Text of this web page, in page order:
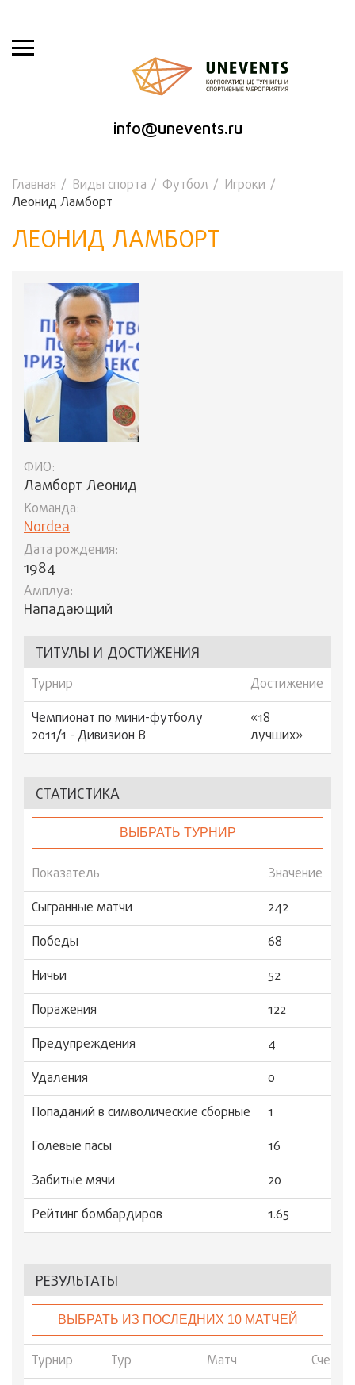
info@unevents.ru
Главная Виды спорта Футбол
Игроки
Леонид Ламборт
ЛЕОНИД ЛАМБОРТ
ФИО:
Ламборт Леонид
Команда:
Nordea
Дата рождения:
1984
Амплуа:
Нападающий
ТИТУЛЫ И ДОСТИЖЕНИЯ
Турнир
Достижение
Чемпионат по мини-футболу
2011/1 - Дивизион В
«18
лучших»
СТАТИСТИКА
ВЫБРАТЬ ТУРНИР
Показатель
Значение
Сыгранные матчи
242
Победы
68
Ничьи
52
Поражения
122
Предупреждения
4
Удаления
0
Попаданий в символические сборные
1
Голевые пасы
16
Забитые мячи
20
Рейтинг бомбардиров
1.65
РЕЗУЛЬТАТЫ
ВЫБРАТЬ ИЗ ПОСЛЕДНИХ 10 МАТЧЕЙ
Турнир Тур Матч
Счет